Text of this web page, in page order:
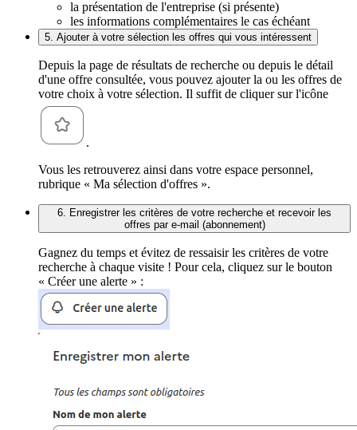
la présentation de l'entreprise (si présente)
les informations complémentaires le cas échéant
5. Ajouter à votre sélection les offres qui vous intéressent
Depuis la page de résultats de recherche ou depuis le détail
d'une offre consultée, vous pouvez ajouter la ou les offres de
votre choix à votre sélection. Il suffit de cliquer sur l'icône
.
Vous les retrouverez ainsi dans votre espace personnel,
rubrique « Ma sélection d'offres ».
6. Enregistrer les critères de votre recherche et recevoir les
offres par e-mail (abonnement)
Gagnez du temps et évitez de ressaisir les critères de votre
recherche à chaque visite ! Pour cela, cliquez sur le bouton
« Créer une alerte » :